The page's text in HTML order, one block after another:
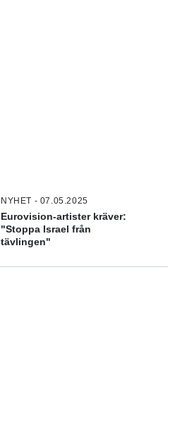
NYHET - 07.05.2025
Eurovision-artister kräver:
"Stoppa Israel från
tävlingen"